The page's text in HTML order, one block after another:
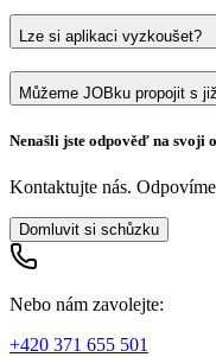
Lze si aplikaci vyzkoušet?
Můžeme JOBku propojit s
Nenašli jste odpověď na svoji
Kontaktujte nás.
Domluvit si schůzku
Nebo nám zavolejte:
+420 371 655 501